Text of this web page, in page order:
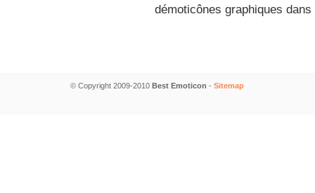
démoticônes graphiques
© Copyright 2009-2010 Best Emoticon - Sitemap